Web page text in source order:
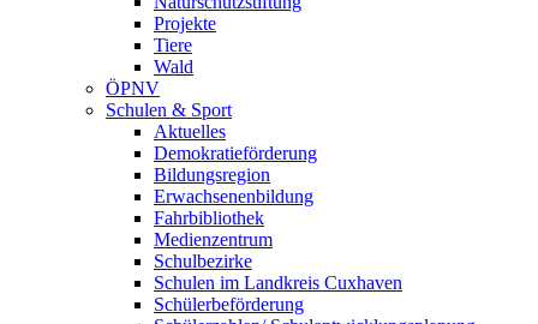
Projekte
Tiere
Wald
ÖPNV
Schulen & Sport
Aktuelles
Demokratieförderung
Bildungsregion
Erwachsenenbildung
Fahrbibliothek
Medienzentrum
Schulbezirke
Schulen im Landkreis Cuxhaven
Schülerbeförderung